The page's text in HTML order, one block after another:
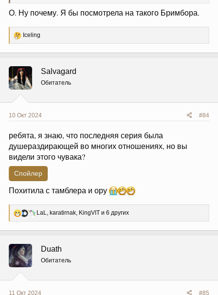
О. Ну почему. Я бы посмотрела на такого Бримбора.
Р
е
ц
и
и
:
Iceling
Salvagard
Обитатель
10 Окт 2024 #84
ребята, я знаю, что последняя серия была
душераздирающей во многих отношениях, но вы
видели этого чувака?
Спойлер
Похитила с тамблера и ору
Р
е
LaL, karatirnak, KingVIT и 6 других
Duath
Обитатель
11 Окт 2024 #85